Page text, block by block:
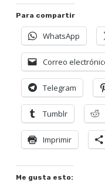
Para compartir
WhatsApp
Correo
Telegram
Tumblr
Imprimir
Me gusta esto: